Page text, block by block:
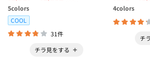
ボ＞
5colors
COOL
31件
チラ見をする
4colors
チ